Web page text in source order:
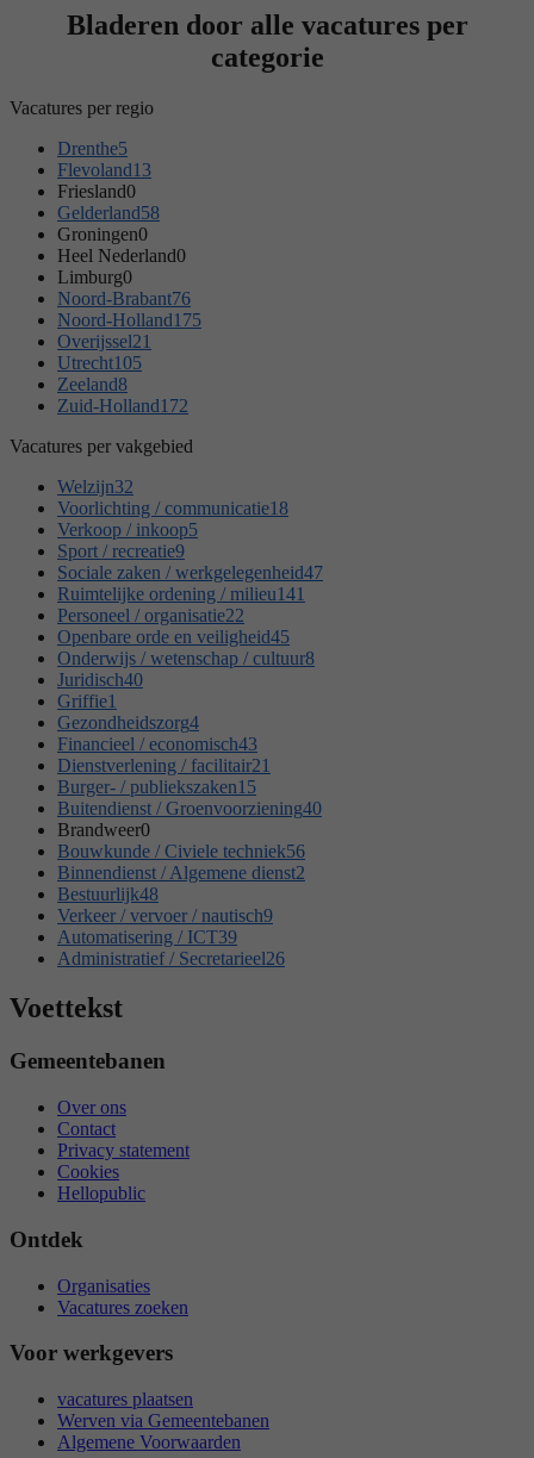
Bladeren door alle vacatures per
categorie
Vacatures per regio
Drenthe5
Flevoland13
Friesland0
Gelderland58
Groningen0
Heel Nederland0
Limburg0
Noord-Brabant76
Noord-Holland175
Overijssel21
Utrecht105
Zeeland8
Zuid-Holland172
Vacatures per vakgebied
Welzijn32
Voorlichting / communicatie18
Verkoop / inkoop5
Sport / recreatie9
Sociale zaken / werkgelegenheid47
Ruimtelijke ordening / milieu141
Personeel / organisatie22
Openbare orde en veiligheid45
Onderwijs / wetenschap / cultuur8
Juridisch40
Griffie1
Gezondheidszorg4
Financieel / economisch43
Dienstverlening / facilitair21
Burger- / publiekszaken15
Buitendienst / Groenvoorziening40
Brandweer0
Bouwkunde / Civiele techniek56
Binnendienst / Algemene dienst2
Bestuurlijk48
Verkeer / vervoer / nautisch9
Automatisering / ICT39
Administratief / Secretarieel26
Voettekst
Gemeentebanen
Over ons
Contact
Privacy statement
Cookies
Hellopublic
Ontdek
Organisaties
Vacatures zoeken
Voor werkgevers
vacatures plaatsen
Werven via Gemeentebanen
Algemene Voorwaarden